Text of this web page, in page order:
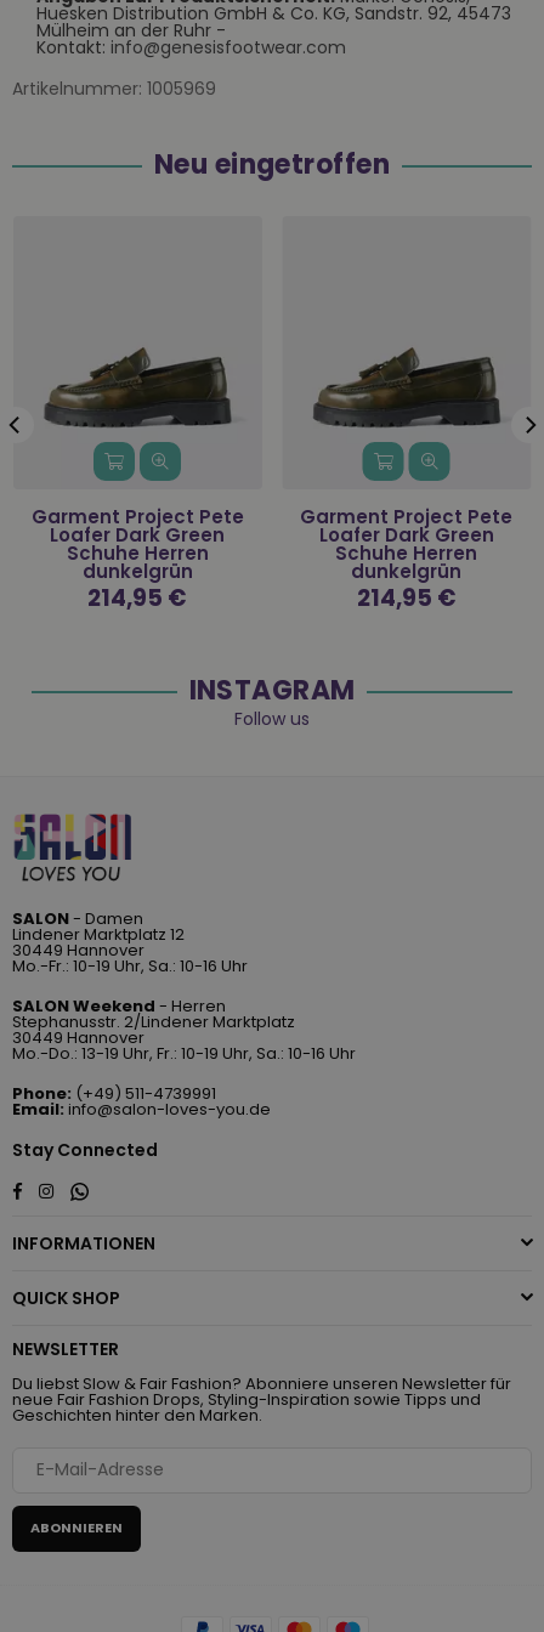
Huesken Distribution GmbH & Co. KG, Sandstr. 92, 45473
Mülheim an der Ruhr -
Kontakt: info@genesisfootwear.com
Artikelnummer: 1005969
Neu eingetroffen
Garment Project Pete
Loafer Dark Green
Schuhe Herren
dunkelgrün
Normaler
Preis
214,95 €
Garment Project Pete
Loafer Dark Green
Schuhe Herren
dunkelgrün
Normaler
Preis
214,95 €
INSTAGRAM
Follow us
SALON- Damen
Lindener Marktplatz 12
30449 Hannover
Mo.-Fr.: 10-19 Uhr, Sa.: 10-16 Uhr
SALON Weekend - Herren
Stephanusstr. 2/Lindener Marktplatz
30449 Hannover
Mo.-Do.: 13-19 Uhr, Fr.: 10-19 Uhr, Sa.: 10-16 Uhr
Phone: (+49) 511-4739991
Email: info@salon-loves-you.de
Stay Connected
Facebook
InstagramWhatsapp
INFORMATIONEN
QUICK SHOP
NEWSLETTER
Du liebst Slow & Fair Fashion? Abonniere unseren Newsletter für
neue Fair Fashion Drops, Styling-Inspiration sowie Tipps und
Geschichten hinter den Marken.
ABONNIEREN